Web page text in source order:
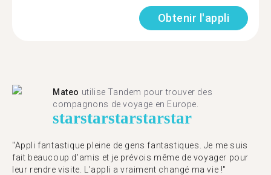
Obtenir l'appli
Mateo utilise Tandem pour trouver des
compagnons de voyage en Europe.
starstarstarstarstar
"Appli fantastique pleine de gens fantastiques. Je me suis
fait beaucoup d'amis et je prévois même de voyager pour
leur rendre visite. L'appli a vraiment changé ma vie !"